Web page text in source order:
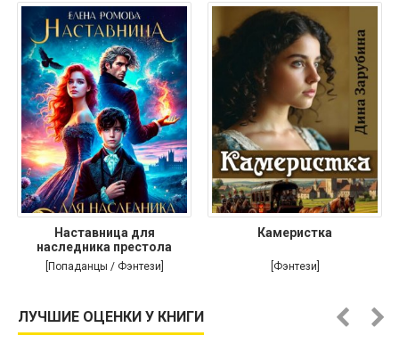
Наставница для
наследника престола
[Попаданцы / Фэнтези]
Камеристка
[Фэнтези]
ЛУЧШИЕ ОЦЕНКИ У КНИГИ